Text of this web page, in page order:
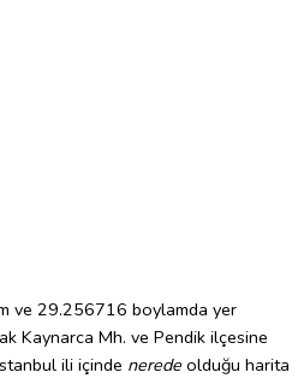
ve 29.256716 boylamda yer
Kaynarca Mh. ve Pendik ilçesine
ili içinde nerede olduğu harita